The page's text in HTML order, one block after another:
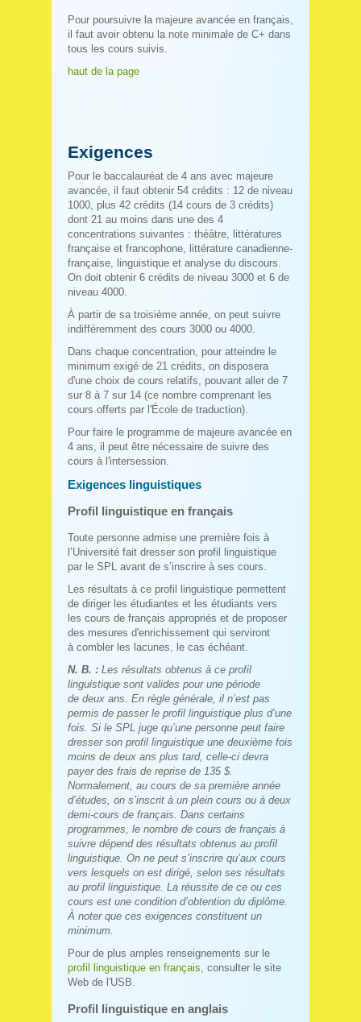
Pour poursuivre la majeure avancée en français,
il faut avoir obtenu la note minimale de C+ dans
tous les cours suivis.
haut de la page
Exigences
Pour le baccalauréat de 4 ans avec majeure
avancée, il faut obtenir 54 crédits : 12 de niveau
1000, plus 42 crédits (14 cours de 3 crédits)
dont 21 au moins dans une des 4
concentrations suivantes : théâtre, littératures
française et francophone, littérature canadienne-
française, linguistique et analyse du discours.
On doit obtenir 6 crédits de niveau 3000 et 6 de
niveau 4000.
À partir de sa troisième année, on peut suivre
indifféremment des cours 3000 ou 4000.
Dans chaque concentration, pour atteindre le
minimum exigé de 21 crédits, on disposera
d'une choix de cours relatifs, pouvant aller de 7
sur 8 à 7 sur 14 (ce nombre comprenant les
cours offerts par l'École de traduction).
Pour faire le programme de majeure avancée en
4 ans, il peut être nécessaire de suivre des
cours à l'intersession.
Exigences linguistiques
Profil linguistique en français
Toute personne admise une première fois à
l’Université fait dresser son profil linguistique
par le SPL avant de s’inscrire à ses cours.
Les résultats à ce profil linguistique permettent
de diriger les étudiantes et les étudiants vers
les cours de français appropriés et de proposer
des mesures d'enrichissement qui serviront
à combler les lacunes, le cas échéant.
N. B. : Les résultats obtenus à ce profil
linguistique sont valides pour une période
de deux ans. En règle générale, il n’est pas
permis de passer le profil linguistique plus d’une
fois. Si le SPL juge qu’une personne peut faire
dresser son profil linguistique une deuxième fois
moins de deux ans plus tard, celle-ci devra
payer des frais de reprise de 135 $.
Normalement, au cours de sa première année
d’études, on s’inscrit à un plein cours ou à deux
demi‑cours de français. Dans certains
programmes, le nombre de cours de français à
suivre dépend des résultats obtenus au profil
linguistique. On ne peut s’inscrire qu’aux cours
vers lesquels on est dirigé, selon ses résultats
au profil linguistique. La réussite de ce ou ces
cours est une condition d’obtention du diplôme.
À noter que ces exigences constituent un
minimum.
Pour de plus amples renseignements sur le
profil linguistique en français, consulter le site
Web de l'USB.
Profil linguistique en anglais